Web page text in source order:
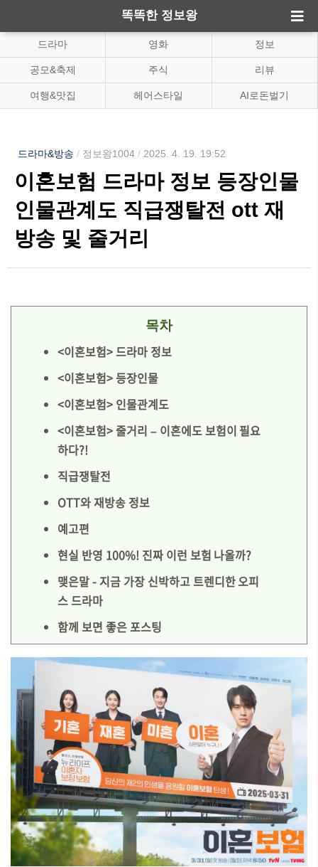
똑똑한 정보왕
드라마 영화 정보
공모&축제 주식 리뷰
여행&맛집 헤어스타일 AI로돈벌기
드라마&방송 / 정보왕1004 / 2025. 4. 19. 19:52
이혼보험 드라마 정보 등장인물
인물관계도 직급쟁탈전 ott 재
방송 및 줄거리
목차
<이혼보험> 드라마 정보
<이혼보험> 등장인물
<이혼보험> 인물관계도
<이혼보험> 줄거리 – 이혼에도 보험이 필요
하다?!
직급쟁탈전
OTT와 재방송 정보
예고편
현실 반영 100%! 진짜 이런 보험 나올까?
맺은말 - 지금 가장 신박하고 트렌디한 오피
스 드라마
함께 보면 좋은 포스팅